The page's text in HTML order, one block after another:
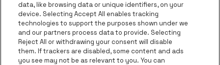
Ga naar de website van Europcar
Ga naar de
Ga naar de website van Coca-Cola
Ga naar de website van
Ga naar de
data, like browsing data or unique identifiers, on your
device. Selecting Accept All enables tracking
technologies to support the purposes shown under we
and our partners process data to provide. Selecting
Reject All or withdrawing your consent will disable
them. If trackers are disabled, some content and ads
you see may not be as relevant to you. You can